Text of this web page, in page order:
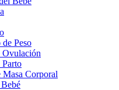
Peso
Ovulación
Parto
Masa Corporal